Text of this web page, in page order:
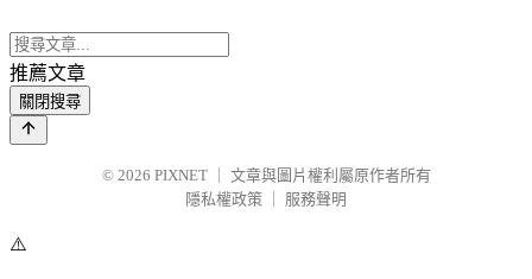
推薦文章
關閉搜尋
© 2026 PIXNET
文章與圖片權利屬原作者所有
隱私權政策
服務聲明
⚠️